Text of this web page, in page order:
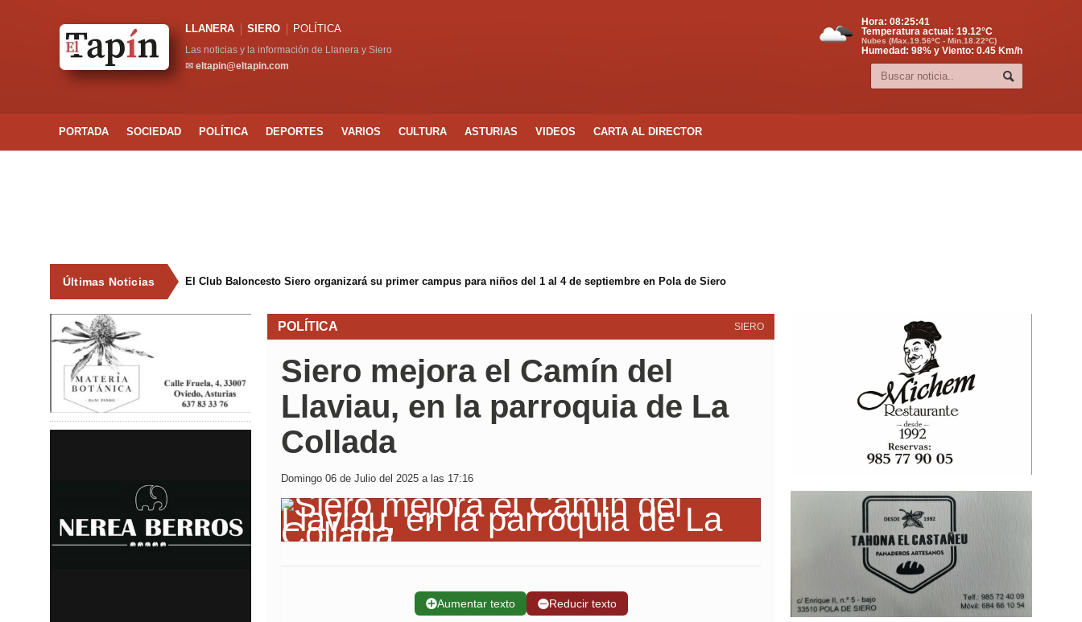
LLANERA SIERO POLÍTICA
Las noticias y la información de Llanera y Siero
✉ eltapin@eltapin.com
Hora: 08:25:41
Temperatura actual: 19.12°C
Nubes (Max.19.56ºC - Min.18.22ºC)
Humedad: 98% y Viento: 0.45 Km/h
PORTADA SOCIEDAD POLÍTICA DEPORTES VARIOS CULTURA ASTURIAS VIDEOS CARTA AL DIRECTOR
Últimas Noticias El Club Baloncesto Siero organizará su primer campus para niños del 1 al 4 de septiembre en Pola de Siero
SIERO
POLÍTICA
Siero mejora el Camín del
Llaviau, en la parroquia de La
Collada
Domingo 06 de Julio del 2025 a las 17:16
➕Aumentar texto ➖Reducir texto